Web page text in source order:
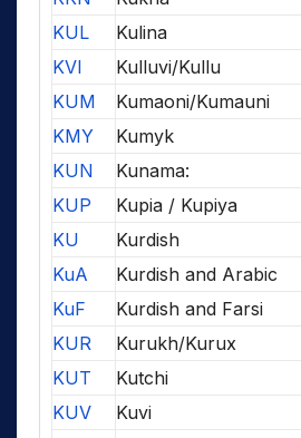
KUL
Kulina
KVI
Kulluvi/Kullu
KUM
Kumaoni/Kumauni
KMY
Kumyk
KUN
Kunama:
KUP
Kupia / Kupiya
KU
Kurdish
KuA
Kurdish and Arabic
KuF
Kurdish and Farsi
KUR
Kurukh/Kurux
KUT
Kutchi
KUV
Kuvi